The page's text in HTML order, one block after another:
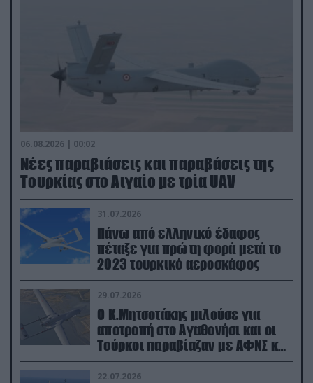
06.08.2026 | 00:02
Νέες παραβιάσεις και παραβάσεις της
Τουρκίας στο Αιγαίο με τρία UAV
31.07.2026
Πάνω από ελληνικό έδαφος
πέταξε για πρώτη φορά μετά το
2023 τουρκικό αεροσκάφος
29.07.2026
Ο Κ.Μητσοτάκης μιλούσε για
αποτροπή στο Αγαθονήσι και οι
Τούρκοι παραβίαζαν με ΑΦΝΣ και
drone
22.07.2026